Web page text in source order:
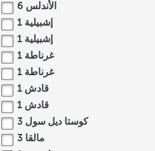
الأندلس 6
إشبيلية 1
إشبيلية 1
غرناطة 1
غرناطة 1
قادش 1
قادش 1
كوستا ديل سول 3
مالقا 3